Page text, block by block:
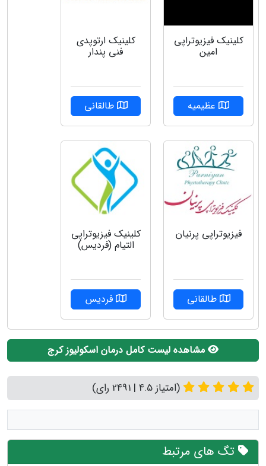
کلینیک فیزیوتراپی
امین
عظیمیه
کلینیک ارتوپدی
فنی پندار
طالقانی
فیزیوتراپی پرنیان
طالقانی
کلینیک فیزیوتراپی
التیام (فردیس)
فردیس
مشاهده لیست کامل درمان اسکولیوز کرج
(امتیاز 4.5 | 2491 رای)
تگ های مرتبط